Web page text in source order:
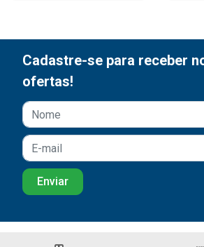
Cadastre-se para receber
ofertas!